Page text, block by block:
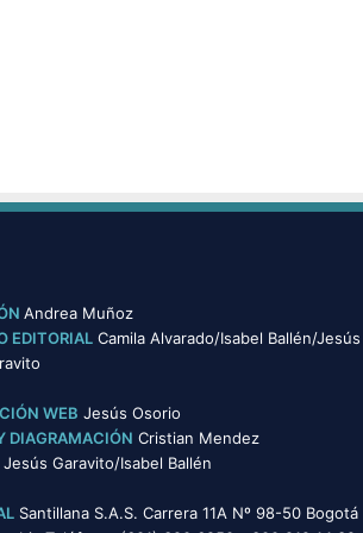
Andrea Muñoz
EDITORIAL Camila Alvarado/Isabel Ballén/Jesús
WEB Jesús Osorio
DIAGRAMACIÓN Cristian Mendez
Jesús Garavito/Isabel Ballén
Santillana S.A.S. Carrera 11A Nº 98-50 Bogotá